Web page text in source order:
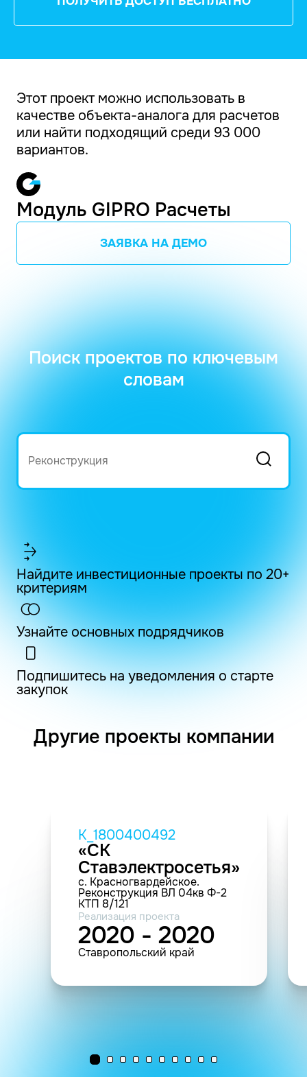
Этот проект можно использовать в
качестве объекта-аналога для расчетов
или найти подходящий среди 93 000
вариантов.
Модуль GIPRO Расчеты
ЗАЯВКА НА ДЕМО
Поиск проектов по ключевым
словам
Найдите инвестиционные проекты по 20+
критериям
Узнайте основных подрядчиков
Подпишитесь на уведомления о старте
закупок
Другие проекты компании
K_1800400492
«СК
Ставэлектросетья»
с. Красногвардейское.
Реконструкция ВЛ 04кв Ф-2
КТП 8/121
Реализация проекта
2020 - 2020
Ставропольский край